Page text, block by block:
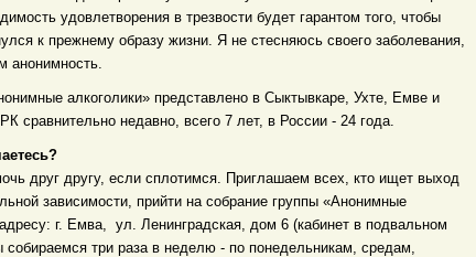
удовлетворения в трезвости будет гарантом того, чтобы
к прежнему образу жизни. Я не стесняюсь своего заболевания,
анонимность.
алкоголики» представлено в Сыктывкаре, Ухте, Емве и
сравнительно недавно, всего 7 лет, в России - 24 года.
друг другу, если сплотимся. Приглашаем всех, кто ищет выход
зависимости, прийти на собрание группы «Анонимные
г. Емва, ул. Ленинградская, дом 6 (кабинет в подвальном
три раза в неделю - по понедельникам, средам,